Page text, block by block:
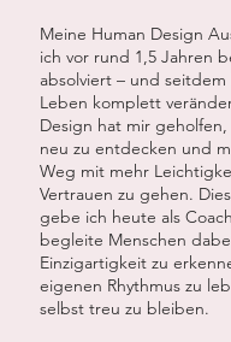
Meine Human Design
ich vor rund 1,5 Jahren
absolviert – und seitdem
Leben komplett
Design hat mir
neu zu entdecken und
Weg mit mehr
Vertrauen zu gehen.
gebe ich heute als
begleite Menschen
Einzigartigkeit zu
eigenen Rhythmus zu
selbst treu zu bleiben.